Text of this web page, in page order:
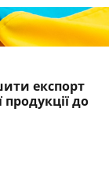
експорт
продукції до